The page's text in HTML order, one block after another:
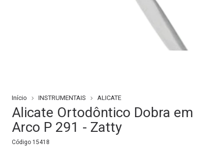
Início INSTRUMENTAIS ALICATE
Alicate Ortodôntico Dobra em
Arco P 291 - Zatty
Código 15418